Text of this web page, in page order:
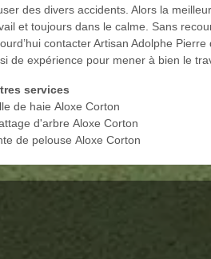
des divers accidents. Alors la
et toujours dans le calme. Sans
contacter Artisan Adolphe
de expérience pour mener à bien le
services
de haie Aloxe Corton
d'arbre Aloxe Corton
de pelouse Aloxe Corton